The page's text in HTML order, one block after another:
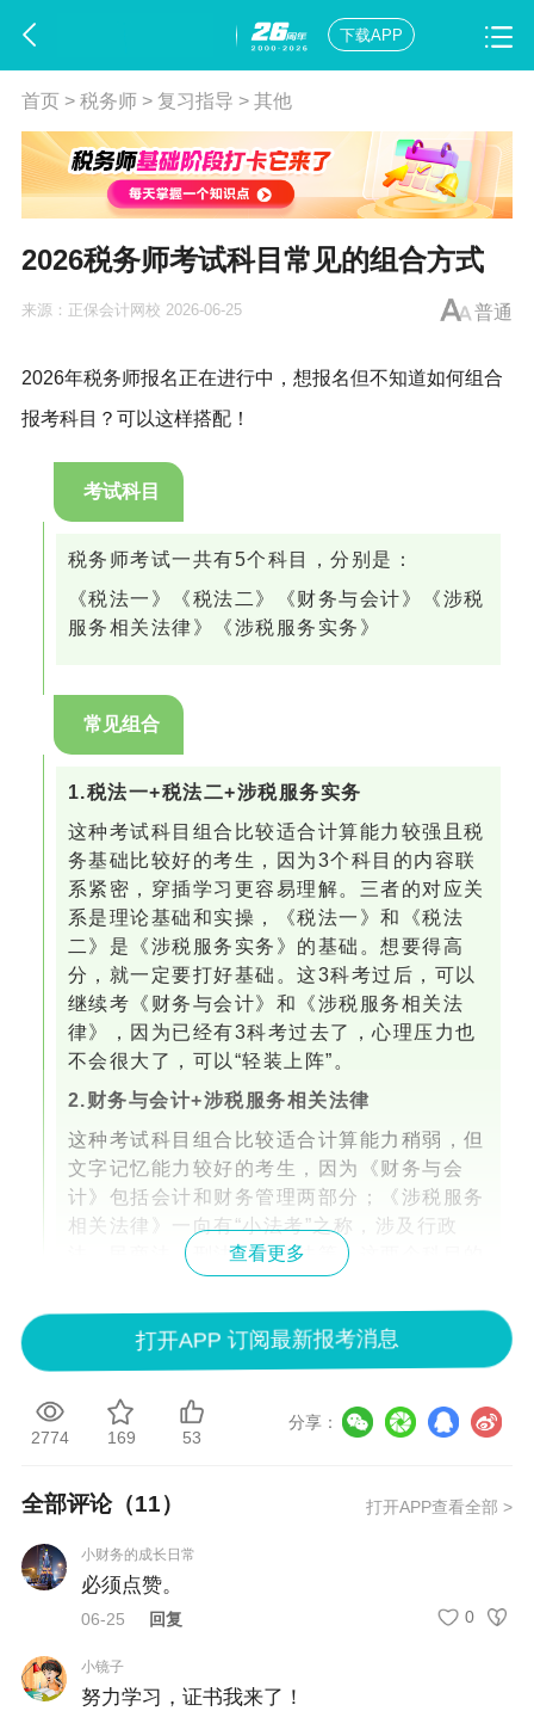
下载APP
首页> 税务师> 复习指导 > 其他
2026税务师考试科目常见的组合方式
普通
来源： 正保会计网校 2026-06-25
2026年税务师报名正在进行中，想报名但不知道如何组合
报考科目？可以这样搭配！
考试科目
税务师考试一共有5个科目，分别是：
《税法一》《税法二》《财务与会计》《涉税
服务相关法律》《涉税服务实务》
常见组合
1.税法一+税法二+涉税服务实务
这种考试科目组合比较适合计算能力较强且税
务基础比较好的考生，因为3个科目的内容联
系紧密，穿插学习更容易理解。三者的对应关
系是理论基础和实操，《税法一》和《税法
二》是《涉税服务实务》的基础。想要得高
分，就一定要打好基础。这3科考过后，可以
继续考《财务与会计》和《涉税服务相关法
律》，因为已经有3科考过去了，心理压力也
不会很大了，可以“轻装上阵”。
2.财务与会计+涉税服务相关法律
这种考试科目组合比较适合计算能力稍弱，但
文字记忆能力较好的考生，因为《财务与会
计》包括会计和财务管理两部分；《涉税服务
相关法律》一向有“小法考”之称，涉及行政
法、民商法、刑法、诉讼法等。这两个科目的
考试范围都比较广，需要记忆的内容也比较
多。但是不建议大家死记硬背，要在理解的基
础上学习。考完这两科之后，再去考“三税”，
即《税法一》《税法二》和《涉税服务实
务》，已经有了一定的学习基础，学习这三科
也会容易一些。
报考建议
1.不建议同时报考的科目
财务与会计、涉税服务相关法律、涉税服务实
务
2.不建议单独报考的科目
查看更多
打开APP 订阅最新报考消息
2774 169 53
分享：
全部评论（11） 打开APP查看全部 >
小财务的成长日常
必须点赞。
06-25 回复 0
小镜子
努力学习，证书我来了！